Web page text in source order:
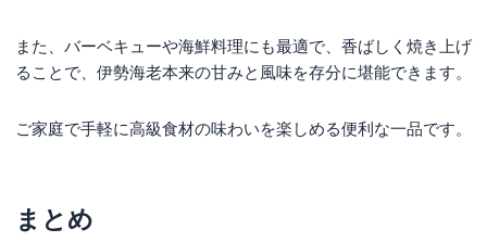
また、バーベキューや海鮮料理にも最適で、香ばしく焼き上げ
ることで、伊勢海老本来の甘みと風味を存分に堪能できます。
ご家庭で手軽に高級食材の味わいを楽しめる便利な一品です。
まとめ